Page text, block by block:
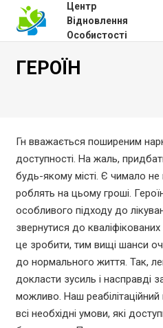
Центр
Відновлення
Особистості
ГЕРОЇН
Гн вважається поширеним
доступності. На жаль,
будь-якому місті. Є чимало не
роблять на цьому гроші.
особливого підходу до
звернутися до
це зробити, тим вищі шанси
до нормального життя. Так,
докласти зусиль і насправді
можливо. Наш
всі необхідні умови, які